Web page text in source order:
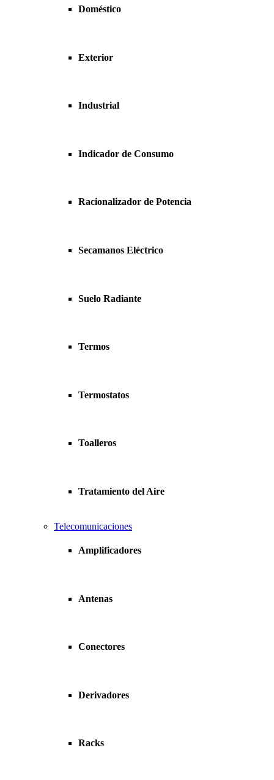
Doméstico
Exterior
Industrial
Indicador de Consumo
Racionalizador de Potencia
Secamanos Eléctrico
Suelo Radiante
Termos
Termostatos
Toalleros
Tratamiento del Aire
Telecomunicaciones
Amplificadores
Antenas
Conectores
Derivadores
Racks